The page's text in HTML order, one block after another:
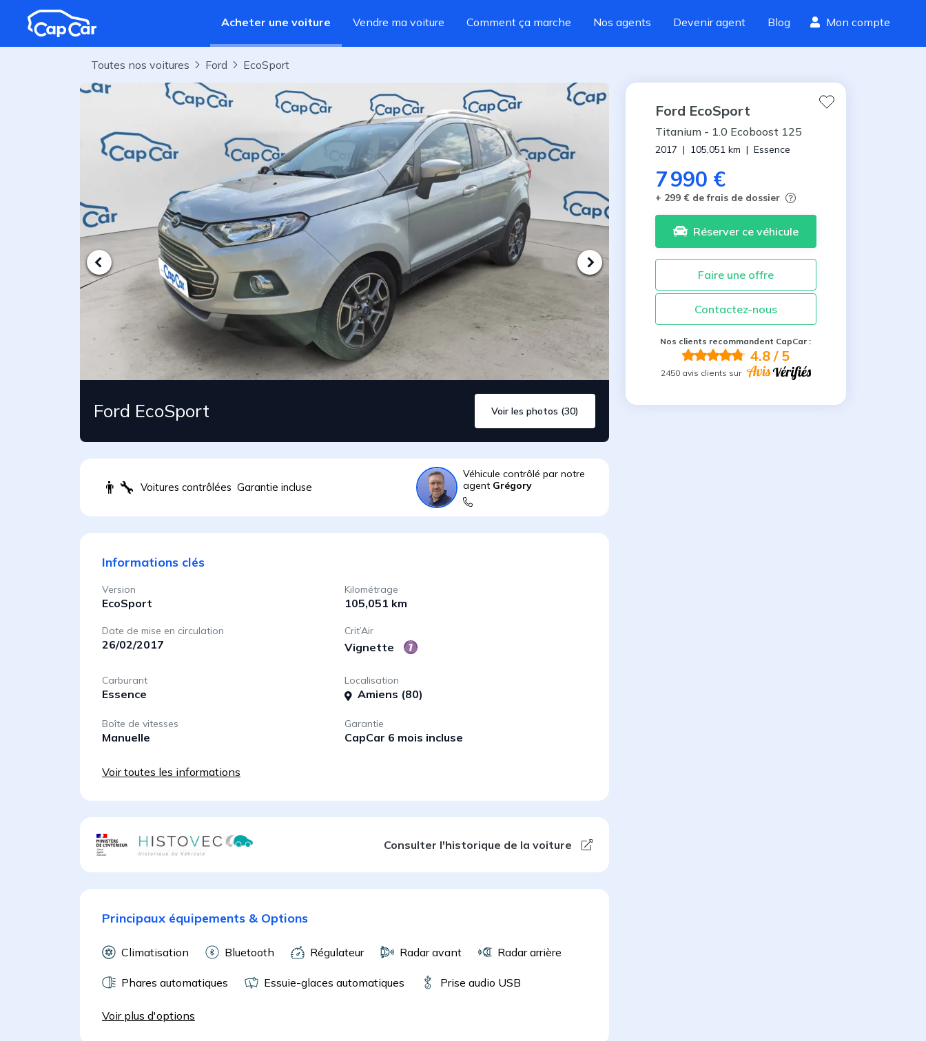
Aller au contenu principal
Acheter une voiture
Vendre ma voiture Comment ça marche Nos agents Devenir agent Blog Mon compte
Toutes nos voitures Ford EcoSport
Ford EcoSport Voir les photos (30)
Ford EcoSport
Titanium- 1.0 Ecoboost 125
2017 | 105,051km | Essence
7 990 €
+ 299 € de frais de dossier
Réserver ce véhicule
Faire une offre
Contactez-nous
Nos clients recommandent CapCar :
4.8/ 5
2450 avis clients sur
👨 Voitures contrôlées Garantie incluse
Véhicule contrôlé par notre
agent Grégory
Informations clés
Version
EcoSport
Kilométrage
105,051 km
Date de mise en circulation
26/02/2017
Crit’Air
Vignette
Carburant
Essence
Localisation
Amiens (80)
Boîte de vitesses
Manuelle
Garantie
CapCar 6 mois incluse
Voir toutes les informations
Consulter l'historique de la voiture
Principaux équipements & Options
Climatisation Bluetooth Régulateur Radar avant Radar arrière
Phares automatiques Essuie-glaces automatiques Prise audio USB
Voir plus d'options